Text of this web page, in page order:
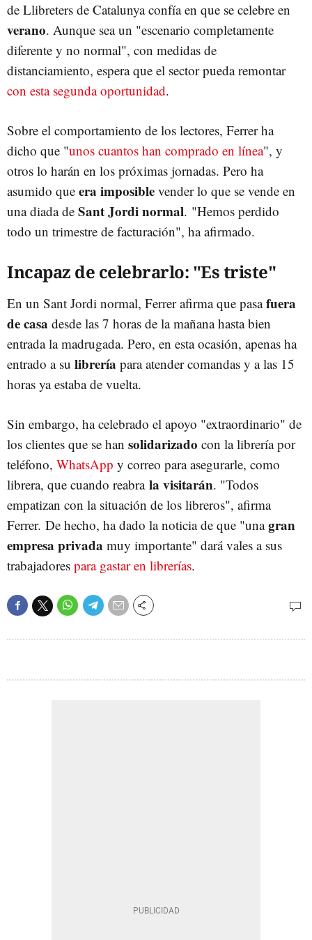
de Llibreters de Catalunya confía en que se celebre en
verano. Aunque sea un "escenario completamente
diferente y no normal", con medidas de
distanciamiento, espera que el sector pueda remontar
con esta segunda oportunidad.
Sobre el comportamiento de los lectores, Ferrer ha
dicho que "unos cuantos han comprado en línea", y
otros lo harán en los próximas jornadas. Pero ha
asumido que era imposible vender lo que se vende en
una diada de Sant Jordi normal. "Hemos perdido
todo un trimestre de facturación", ha afirmado.
Incapaz de celebrarlo: "Es triste"
En un Sant Jordi normal, Ferrer afirma que pasafuera
de casa desde las 7 horas de la mañana hasta bien
entrada la madrugada. Pero, en esta ocasión, apenas ha
entrado a su librería para atender comandas y a las 15
horas ya estaba de vuelta.
Sin embargo, ha celebrado el apoyo "extraordinario" de
los clientes que se han solidarizado con la librería por
teléfono, WhatsApp y correo para asegurarle, como
librera, que cuando reabra la visitarán. "Todos
empatizan con la situación de los libreros", afirma
Ferrer. De hecho, ha dado la noticia de que "unagran
empresa privada muy importante" dará vales a sus
trabajadores para gastar en librerías.